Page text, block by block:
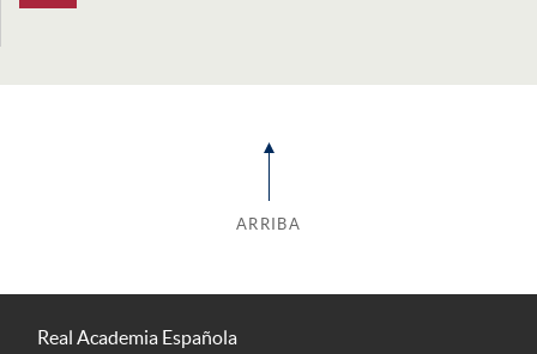
ARRIBA
Real Academia Española